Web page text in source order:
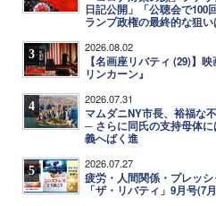
日記公開」「公聴会で100
ランプ政権の最終的な狙
3 2026.08.02
【名画座リバティ (29)】
リンカーン』
4 2026.07.31
マムダニNY市長、裕福な
─ さらに同氏の支持母体
義へばく進
5 2026.07.27
疲労・人間関係・プレッ
「ザ・リバティ」9月号(7